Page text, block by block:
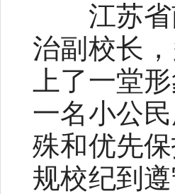
江苏省南
治副校长
上了一堂
一名小公
殊和优先
规校纪到